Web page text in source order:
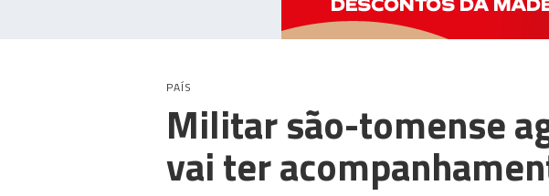
PAÍS
Militar são-tomense
vai ter